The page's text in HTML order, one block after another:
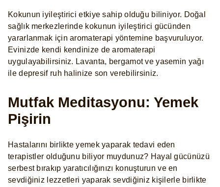
Kokunun iyileştirici etkiye sahip olduğu biliniyor. Doğal
sağlık merkezlerinde kokunun iyileştirici gücünden
yararlanmak için aromaterapi yöntemine başvuruluyor.
Evinizde kendi kendinize de aromaterapi
uygulayabilirsiniz. Lavanta, bergamot ve yasemin yağı
ile depresif ruh halinize son verebilirsiniz.
Mutfak Meditasyonu: Yemek
Pişirin
Hastalarını birlikte yemek yaparak tedavi eden
terapistler olduğunu biliyor muydunuz? Hayal gücünüzü
serbest bırakıp yaratıcılığınızı konuşturun ve en
sevdiğiniz lezzetleri yaparak sevdiğiniz kişilerle birlikte